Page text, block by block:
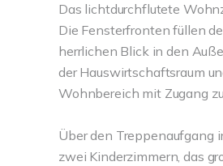
Das lichtdurchflutete
Die Fensterfronten füllen
herrlichen Blick in den
der Hauswirtschaftsraum
Wohnbereich mit Zugang
Über den Treppenaufgang
zwei Kinderzimmern, das